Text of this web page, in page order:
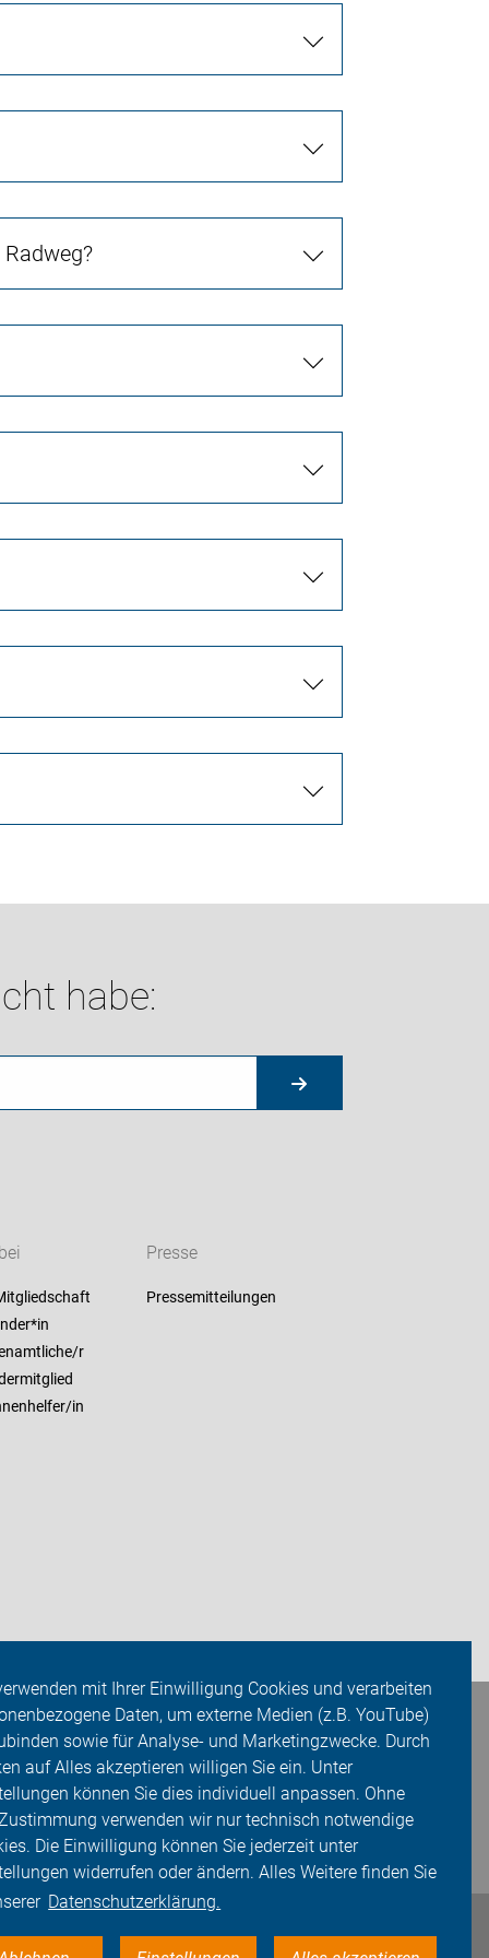
mit Ihrer Einwilligung Cookies und verarbeiten
Daten, um externe Medien (z.B. YouTube)
sowie für Analyse- und Marketingzwecke. Durch
auf Alles akzeptieren willigen Sie ein. Unter
können Sie dies individuell anpassen. Ohne
verwenden wir nur technisch notwendige
Die Einwilligung können Sie jederzeit unter
widerrufen oder ändern. Alles Weitere finden Sie
Datenschutzerklärung.
habe:
r
in
Presse
Pressemitteilungen